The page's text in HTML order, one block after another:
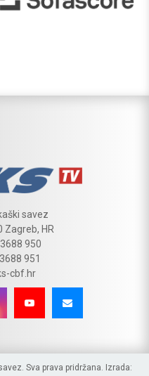
savez
Zagreb, HR
950
951
cbf.hr
Sva prava pridržana. Izrada: